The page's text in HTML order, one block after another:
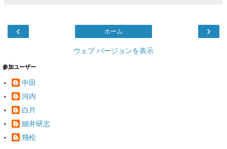
‹ ›
ホーム
ウェブ バージョンを表示
参加ユーザー
中田
河内
白片
細井研志
飛松